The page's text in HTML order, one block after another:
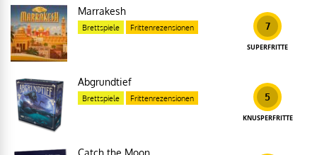
7
SUPERFRITTE
Marrakesh
Brettspiele Frittenrezensionen
5
KNUSPERFRITTE
Abgrundtief
Brettspiele Frittenrezensionen
Catch the Moon